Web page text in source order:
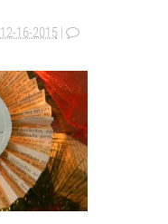
12-16-2015 |